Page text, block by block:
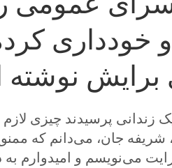
او خودداری
زندانی پرسیدند چیزی
شریفه جان، می‌دانم که
می‌نویسم و امیدوارم